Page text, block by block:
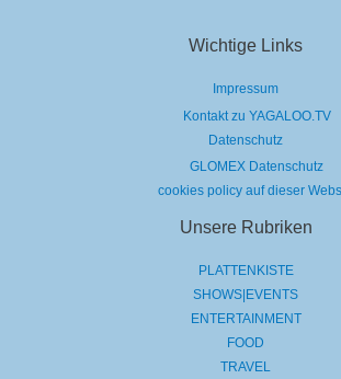
Wichtige Links
Impressum
Kontakt zu YAGALOO.TV
Datenschutz
GLOMEX Datenschutz
cookies policy auf dieser
Unsere Rubriken
PLATTENKISTE
SHOWS|EVENTS
ENTERTAINMENT
FOOD
TRAVEL